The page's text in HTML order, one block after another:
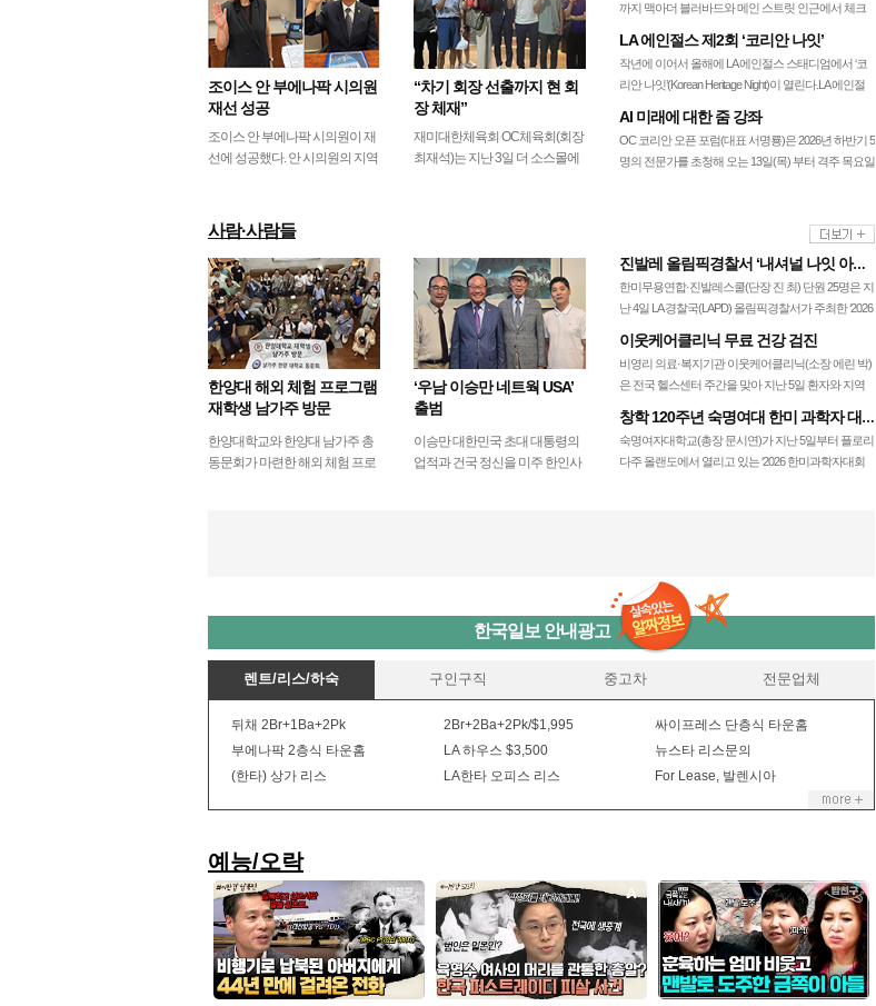
조이스 안 부에나팍 시의원
재선 성공
조이스 안 부에나팍 시의원이 재
선에 성공했다. 안 시의원의 지역
으로 시의원 선거…
“차기 회장 선출까지 현 회
장 체재”
재미대한체육회 OC체육회(회장
최재석)는 지난 3일 더 소스몰에
까지 맥아더 블러바드와 메인 스트릿 인근에서 체크
LA 에인절스 제2회 ‘코리안 나잇’
작년에 이어서 올해에 LA 에인절스 스태디엄에서 ‘코
리안 나잇’(Korean Heritage Night)이 열린다.LA 에인절
AI 미래에 대한 줌 강좌
OC 코리안 오픈 포럼(대표 서명룡)은 2026년 하반기 5
명의 전문가를 초청해 오는 13일(목) 부터 격주 목요일
사람·사람들
more
한양대 해외 체험 프로그램
재학생 남가주 방문
한양대학교와 한양대 남가주 총
동문회가 마련한 해외 체험 프로
‘우남 이승만 네트웍 USA’
출범
이승만 대한민국 초대 대통령의
업적과 건국 정신을 미주 한인사
진발레 올림픽경찰서 ‘내셔널 나잇 아웃’ 공연
한미무용연합·진발레스쿨(단장 진 최) 단원 25명은 지
난 4일 LA 경찰국(LAPD) 올림픽경찰서가 주최한 ‘2026
이웃케어클리닉 무료 건강 검진
비영리 의료·복지기관 이웃케어클리닉(소장 에린 박)
은 전국 헬스센터 주간을 맞아 지난 5일 환자와 지역
창학 120주년 숙명여대 한미 과학자 대회 참가
숙명여자대학교(총장 문시연)가 지난 5일부터 플로리
다주 올랜도에서 열리고 있는 ‘2026 한미과학자대회
한국일보 안내광고
렌트/리스/하숙 구인구직 중고차 전문업체
뒤채 2Br+1Ba+2Pk 2Br+2Ba+2Pk/$1,995
싸이프레스 단층식 타운홈
부에나팍 2층식 타운홈
LA 하우스 $3,500
뉴스타 리스문의
(한타) 상가 리스
LA한타 오피스 리스 For Lease, 발렌시아